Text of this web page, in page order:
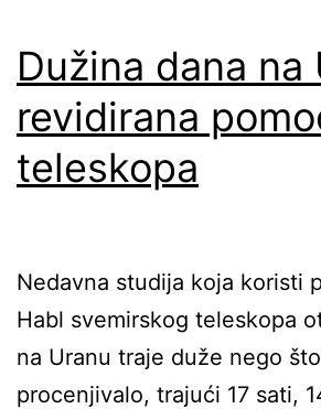
Dužina dana na
revidirana
teleskopa
Nedavna studija koja koristi
Habl svemirskog teleskopa
na Uranu traje duže nego
procenjivalo, trajući 17 sati,